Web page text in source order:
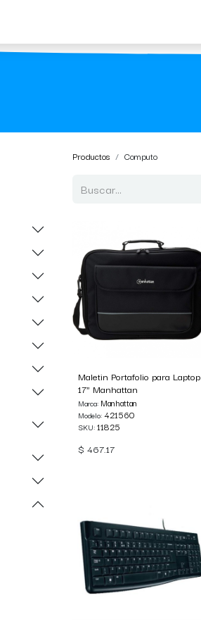
Productos Computo
Maletin Portafolio para Laptop
17" Manhattan
Marca: Manhattan
Modelo:421560
SKU:11825
$ 467.17